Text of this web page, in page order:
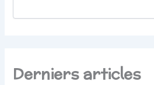
Derniers articles